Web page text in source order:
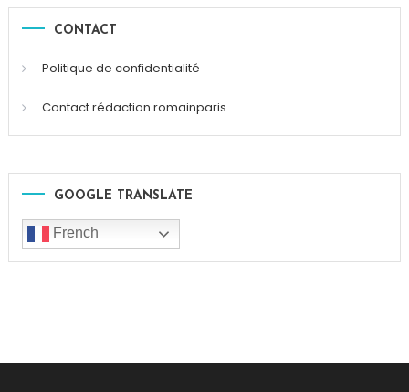
CONTACT
Politique de confidentialité
Contact rédaction romainparis
GOOGLE TRANSLATE
French